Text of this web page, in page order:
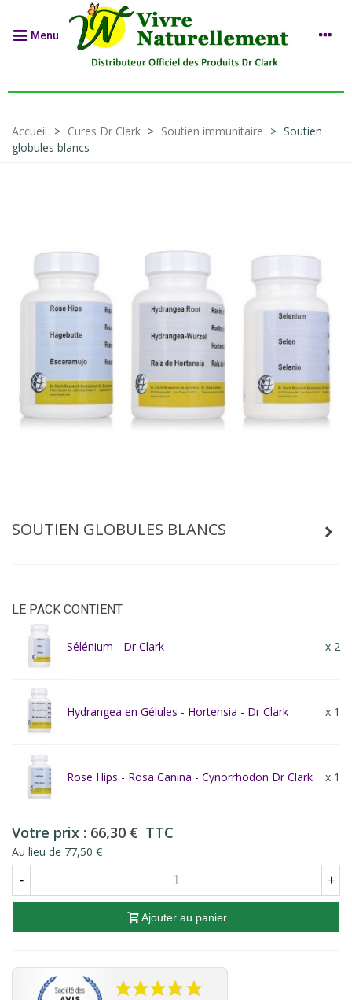
Menu
Accueil > Cures Dr Clark > Soutien immunitaire > Soutien
globules blancs
SOUTIEN GLOBULES BLANCS
LE PACK CONTIENT
Sélénium - Dr Clark x 2
Hydrangea en Gélules - Hortensia - Dr Clark x 1
Rose Hips - Rosa Canina - Cynorrhodon Dr Clark x 1
Votre prix : 66,30 € TTC
Au lieu de 77,50 €
- +
Ajouter au panier